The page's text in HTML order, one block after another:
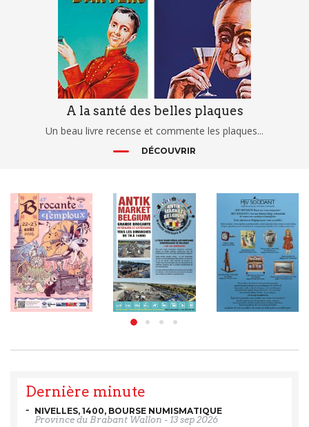
A la santé des belles plaques
Un beau livre recense et commente les plaques...
DÉCOUVRIR
Dernière minute
NIVELLES, 1400, BOURSE NUMISMATIQUE
Province du Brabant Wallon - 13 sep 2026